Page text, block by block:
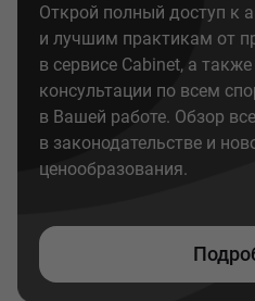
Открой полный доступ к
и лучшим практикам от
в сервисе Cabinet, а
консультации по всем
в Вашей работе. Обзор
в законодательстве и
ценообразования.